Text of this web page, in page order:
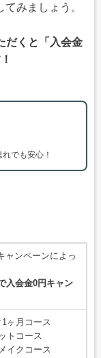
みましょう。
だくと「入会金
でも安心！
ャンペーンによっ
入会金0円キャン
ヶ月コース
トコース
イクコース